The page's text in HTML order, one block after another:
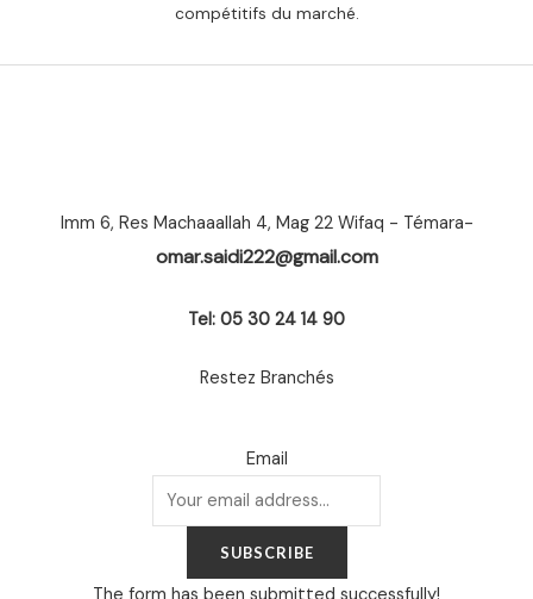
compétitifs du marché.
Imm 6, Res Machaaallah 4, Mag 22 Wifaq - Témara-
omar.saidi222@gmail.com
Tel: 05 30 24 14 90
Restez Branchés
Email
SUBSCRIBE